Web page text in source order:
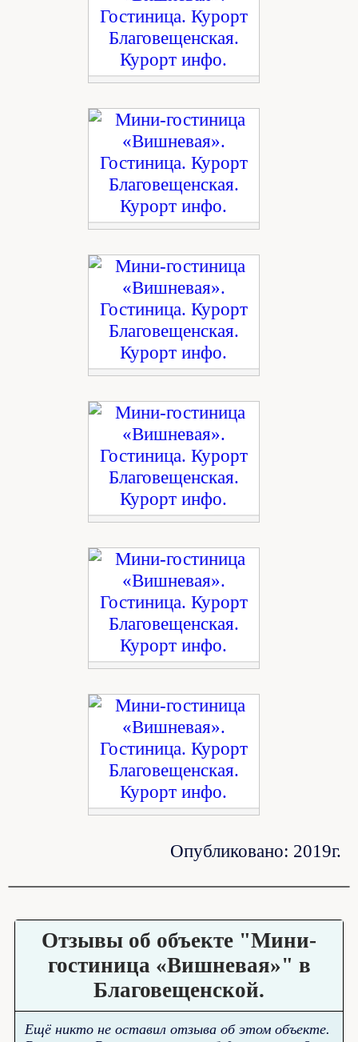
Опубликовано: 2019г.
Отзывы об объекте "Мини-
гостиница «Вишневая»" в
Благовещенской.
Ещё никто не оставил отзыва об этом объекте.